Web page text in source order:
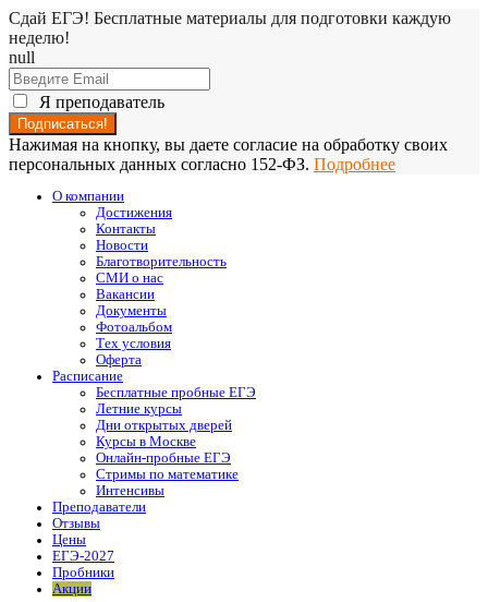
Сдай ЕГЭ! Бесплатные материалы для подготовки каждую
неделю!
null
Я преподаватель
Нажимая на кнопку, вы даете согласие на обработку своих
персональных данных согласно 152-ФЗ. Подробнее
О компании
Достижения
Контакты
Новости
Благотворительность
СМИ о нас
Вакансии
Документы
Фотоальбом
Тех условия
Оферта
Расписание
Бесплатные пробные ЕГЭ
Летние курсы
Дни открытых дверей
Курсы в Москве
Онлайн-пробные ЕГЭ
Стримы по математике
Интенсивы
Преподаватели
Отзывы
Цены
ЕГЭ-2027
Пробники
Акции